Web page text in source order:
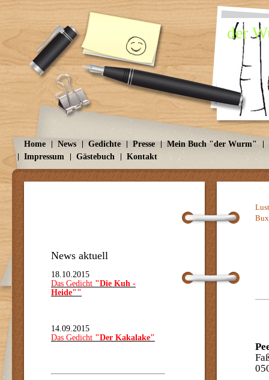
der
Home News Gedichte Presse
Mein Buch "der Wurm"
Impressum
Gästebuch Kontakt
News aktuell
18.10.2015
Das Gedicht "Die Kuh -
Heide""
14.09.2015
Das Gedicht "Der Kakalake"